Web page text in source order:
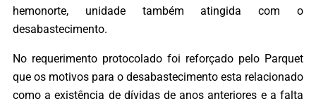
hemonorte, unidade também atingida com o
desabastecimento.
No requerimento protocolado foi reforçado pelo Parquet
que os motivos para o desabastecimento esta relacionado
como a existência de dívidas de anos anteriores e a falta